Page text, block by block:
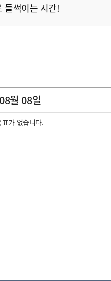
들썩이는 시간!
월 08일
표가 없습니다.